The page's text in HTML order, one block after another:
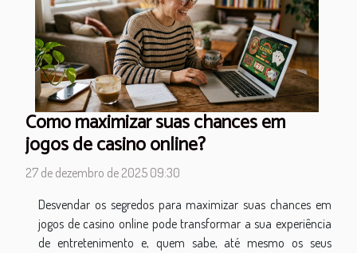
Como maximizar suas chances em
jogos de casino online?
27 de dezembro de 2025 09:30
Desvendar os segredos para maximizar suas chances em
jogos de casino online pode transformar a sua experiência
de entretenimento e, quem sabe, até mesmo os seus